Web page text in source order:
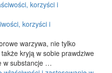
korzyści i
warzywa, nie tylko
kryją w sobie prawdziwe
w substancje …